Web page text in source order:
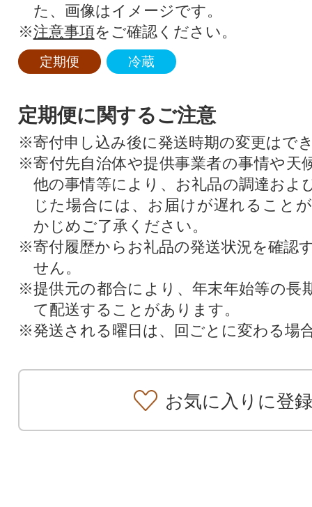
た、画像はイメージです。
※注意事項をご確認ください。
定期便 冷蔵
定期便に関するご注意
※寄付申し込み後に発送時期の変更はで
※寄付先自治体や提供事業者の事情や天
他の事情等により、お礼品の調達およ
じた場合には、お届けが遅れること
かじめご了承ください。
※寄付履歴からお礼品の発送状況を確認
せん。
※提供元の都合により、年末年始等の長
て配送することがあります。
※発送される曜日は、回ごとに変わる場
お気に入りに登録